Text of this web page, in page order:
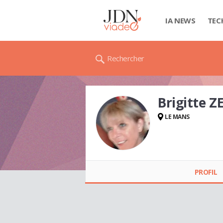
IA NEWS
Rechercher
Brigitte
LE MANS
PROFIL